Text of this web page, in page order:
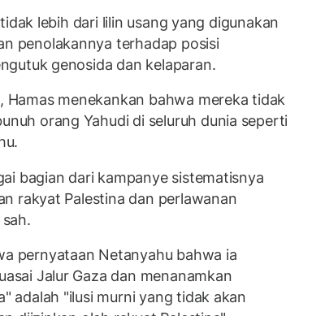
lebih dari lilin usang yang digunakan
penolakannya terhadap posisi
genosida dan kelaparan.
Hamas menekankan bahwa mereka tidak
orang Yahudi di seluruh dunia seperti
bagian dari kampanye sistematisnya
rakyat Palestina dan perlawanan
pernyataan Netanyahu bahwa ia
Jalur Gaza dan menanamkan
adalah "ilusi murni yang tidak akan